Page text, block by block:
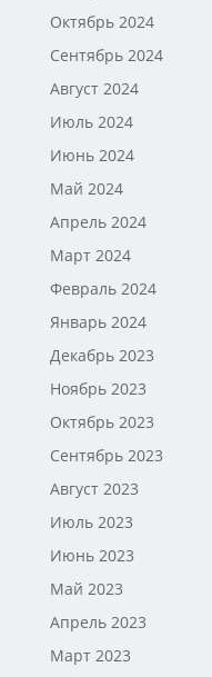
Октябрь 2024
Сентябрь 2024
Август 2024
Июль 2024
Июнь 2024
Май 2024
Апрель 2024
Март 2024
Февраль 2024
Январь 2024
Декабрь 2023
Ноябрь 2023
Октябрь 2023
Сентябрь 2023
Август 2023
Июль 2023
Июнь 2023
Май 2023
Апрель 2023
Март 2023